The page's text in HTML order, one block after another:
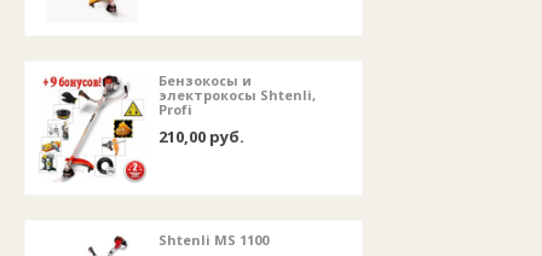
Бензокосы и
электрокосы Shtenli,
Profi
210,00 руб.
Shtenli MS 1100